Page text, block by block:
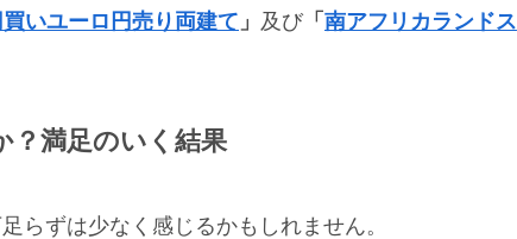
買いユーロ円売り両建て 」 及び「 南アフリカランドス
？満足のいく結果
らずは少なく感じるかもしれません。